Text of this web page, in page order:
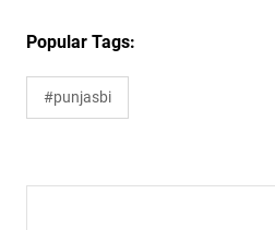
Popular Tags:
#punjasbi